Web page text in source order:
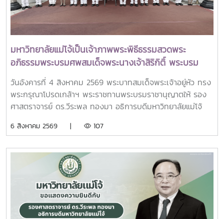
คณะผู้บริหารหน่วยงานในกระทรวง อว. Professor Tan Eng
Chye, President, National University of Singapore
Professor Yang Bin , Vice Chancellor, Tsinghua
University Council Professor Tan Eng Chye อธิการบดี
มหาวิทยาลัยแห่งชาติสิงคโปร์ Professor Yang Bin รองประธาน
สภามหาวิทยาลัยชิงหวา ตลอดจนประธานที่ประชุมอธิการบดี ทั้ง
4 แห่ง ได้แก่ ที่ประชุมอธิการบดีแห่งประเทศไทย (ทปอ.) ที่ประชุม
อธิการบดีมหาวิทยาลัยราชภัฏ (ทปอ.มรภ.) ที่ประชุมอธิการบดี
มหาวิทยาลัยเทคโนโลยีราชมงคล (ทปอ.มทร.) สมาคมสถาบัน
แลกเปลี่ยนประสบการณ์ด้าน Reinventing University ผ่าน
ผู้นำเครือข่ายอุดมศึกษา การนำเสนอกรณีศึกษาการประยุกต์ใช้
AI และนวัตกรรมจากภาคเอกชน รวมถึงกิจกรรม Forum-to-
Action เพื่อร่วมกำหนดข้อเสนอเชิงนโยบายและแผนปฏิบัติการใน
การขับเคลื่อนมหาวิทยาลัยไทยในอนาคตการเข้าร่วมประชุมในครั้ง
นี้มหาวิทยาลัยแม่โจ้ติดตามทิศทางการเปลี่ยนแปลงของการ
อุดมศึกษาไทย พร้อมแลกเปลี่ยนองค์ความรู้และสร้างความร่วม
มหาวิทยาลัยแม่โจ้เป็นเจ้าภาพพระพิธีธรรมสวดพระ
อภิธรรมพระบรมศพสมเด็จพระนางเจ้าสิริกิติ์ พระบรม
ราชินีนาถ พระบรมราชชนนีพันปีหลวง พร้อมเข้ากราบ
ถวายบังคมพระศพ สมเด็จพระเจ้าลูกเธอ เจ้าฟ้าพัชรกิติยา
ภา นเรนทิราเทพยวดี กรมหลวงราชสาริณีสิริพัชร มหา
วันอังคารที่ 4 สิงหาคม 2569 พระบาทสมเด็จพระเจ้าอยู่หัว ทรง
พระกรุณาโปรดเกล้าฯ พระราชทานพระบรมราชานุญาตให้ รอง
ศาสตราจารย์ ดร.วีระพล ทองมา อธิการบดีมหาวิทยาลัยแม่โจ้
บุคลากร รวมจำนวน 25 คน เป็นเจ้าภาพพระพิธีธรรมสวดพระ
พระบรมราชชนนีพันปีหลวง ณ พระที่นั่งดุสิตมหาปราสาท
พระบรมมหาราชวัง และเข้ากราบถวายบังคมพระศพสมเด็จ
พระเจ้าลูกเธอ เจ้าฟ้าพัชรกิติยาภา นเรนทิราเทพยวดี กรมหลวง
ราชสาริณีสิริพัชร มหาวัชรราชธิดา ณ พระที่นั่งพิมานรัตยา
พระบรมมหาราชวังการเข้าร่วมพิธีในครั้งนี้ นับเป็นพระ
มหากรุณาธิคุณล้นเกล้าล้นกระหม่อมแก่คณะผู้บริหาร
6 สิงหาคม 2569 | 107